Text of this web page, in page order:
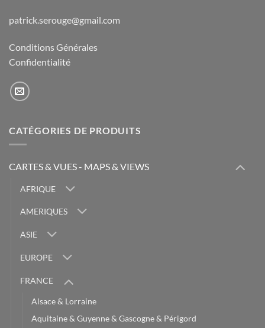
patrick.serouge@gmail.com
Conditions Générales
Confidentialité
CATÉGORIES DE PRODUITS
CARTES & VUES - MAPS & VIEWS
AFRIQUE
AMERIQUES
ASIE
EUROPE
FRANCE
Alsace & Lorraine
Aquitaine & Guyenne & Gascogne & Périgord